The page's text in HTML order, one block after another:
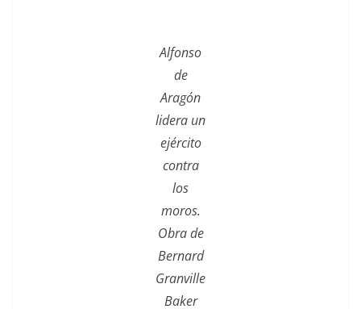
Alfonso
de
Aragón
lidera un
ejército
contra
los
moros.
Obra de
Bernard
Granville
Baker